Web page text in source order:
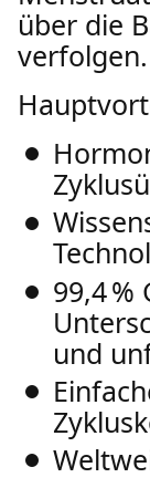
über die
verfolgen.
99,4
und